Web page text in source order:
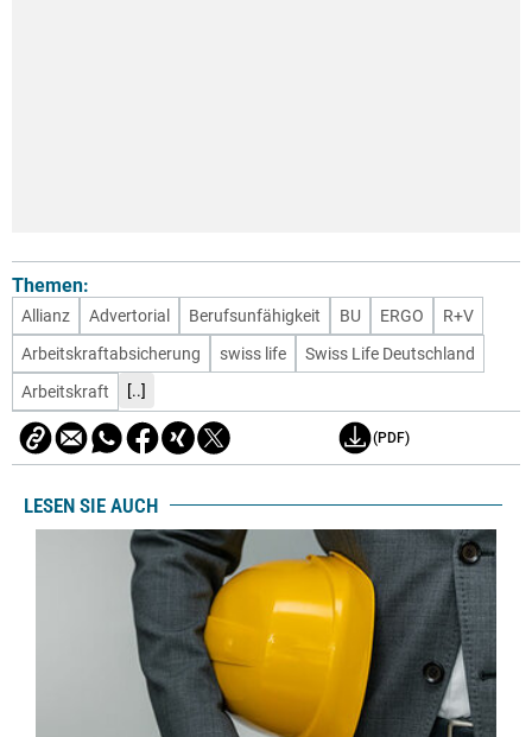
Themen:
Allianz Advertorial Berufsunfähigkeit BU ERGO
R+V
Arbeitskraftabsicherung
swiss life
Swiss Life Deutschland
Arbeitskraft
[..]
(PDF)
LESEN SIE AUCH